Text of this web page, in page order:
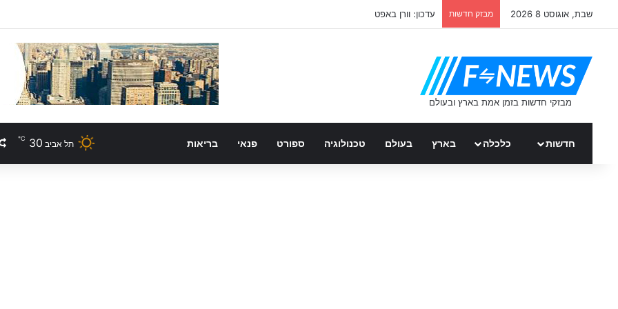
שבת, אוגוסט 8 2026 מבזק חדשות עדכון: וורן באפט
חדשות כלכלה בארץ בעולם טכנולוגיה ספורט פנאי בריאות תל אביב 30
℃